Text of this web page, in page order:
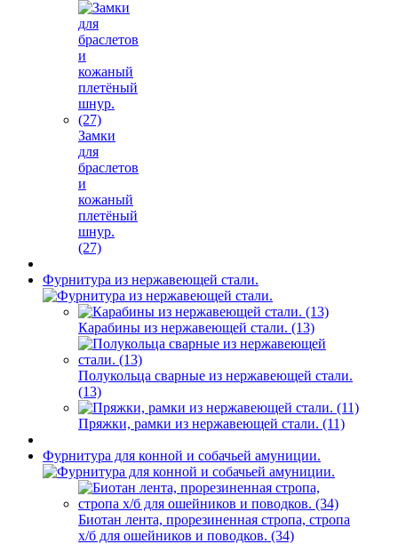
Замки
для
браслетов
и
кожаный
плетёный
шнур.
(27)
Фурнитура из нержавеющей стали.
Карабины из нержавеющей стали. (13)
Полукольца сварные из нержавеющей стали.
(13)
Пряжки, рамки из нержавеющей стали. (11)
Фурнитура для конной и собачьей амуниции.
Биотан лента, прорезиненная стропа, стропа
х/б для ошейников и поводков. (34)